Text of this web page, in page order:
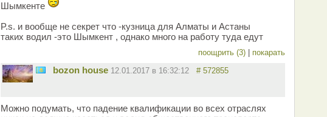
Шымкенте
P.s. и вообще не секрет что -кузница для Алматы и Астаны
таких водил -это Шымкент , однако много на работу туда едут
поощрить (3) покарать
bozon house 12.01.2017 в 16:32:12 # 572855
Можно подумать, что падение квалификации во всех отраслях